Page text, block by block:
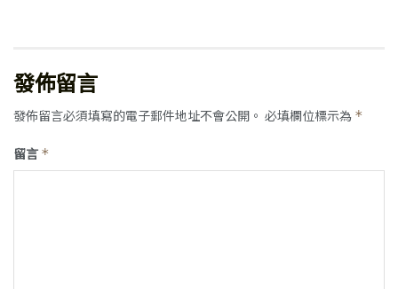
發佈留言
發佈留言必須填寫的電子郵件地址不會公開。 必填欄位標示為 *
留言 *